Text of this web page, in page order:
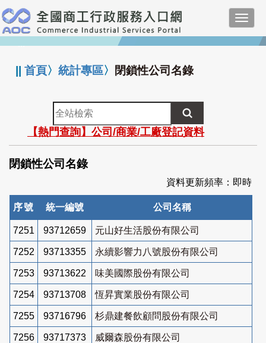
跳
到
主
要
:::
||首頁〉統計專區〉 閉鎖性公司名錄
全
站
檢
索
【熱門查詢】公司/商業/工廠登記資料
閉鎖性公司名錄
資料更新頻率：即時
序號 統一編號 公司名稱
7251 93712659 元山好生活股份有限公司
7252 93713355 永續影響力八號股份有限公司
7253 93713622 味美國際股份有限公司
7254 93713708 恆昇實業股份有限公司
7255 93716796 杉鼎建餐飲顧問股份有限公司
7256 93717373 威爾森股份有限公司